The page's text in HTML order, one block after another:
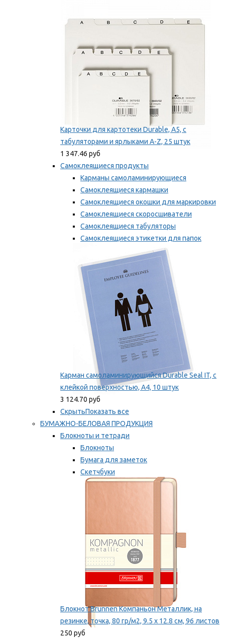
Карточки для картотеки Durable, A5, с
табуляторами и ярлыками A-Z, 25 штук
1 347.46 руб
Самоклеящиеся продукты
Карманы самоламинирующиеся
Самоклеящиеся кармашки
Самоклеящиеся окошки для маркировки
Самоклеящиеся скоросшиватели
Самоклеящиеся табуляторы
Самоклеящиеся этикетки для папок
Таблички для маркировки
Мы рекомендуем
Карман самоламинирующийся Durable Seal IT, с
клейкой поверхностью, A4, 10 штук
3 124.70 руб
СкрытьПоказать все
БУМАЖНО-БЕЛОВАЯ ПРОДУКЦИЯ
Блокноты и тетради
Блокноты
Бумага для заметок
Скетчбуки
Тетради
Блокнот Brunnen Компаньон Металлик, на
резинке, точка, 80 гр/м2, 9.5 х 12.8 см, 96 листов
250 руб